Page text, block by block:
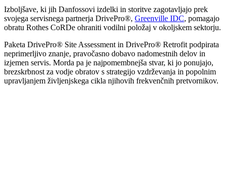
Izboljšave, ki jih Danfossovi izdelki in storitve zagotavljajo prek
svojega servisnega partnerja DrivePro®, Greenville IDC, pomagajo
obratu Rothes CoRDe ohraniti vodilni položaj v okoljskem sektorju.
Paketa DrivePro® Site Assessment in DrivePro® Retrofit podpirata
neprimerljivo znanje, pravočasno dobavo nadomestnih delov in
izjemen servis. Morda pa je najpomembnejša stvar, ki jo ponujajo,
brezskrbnost za vodje obratov s strategijo vzdrževanja in popolnim
upravljanjem življenjskega cikla njihovih frekvenčnih pretvornikov.